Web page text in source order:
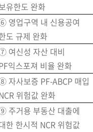
유한도 완화
영업구역 내 신용공여
도 규제 완화
여신성 자산 대비
익스포져 비율 완화
자사보증 PF-ABCP 매입
위험값 완화
주거용 부동산 대출에
한 한시적 NCR 위험값